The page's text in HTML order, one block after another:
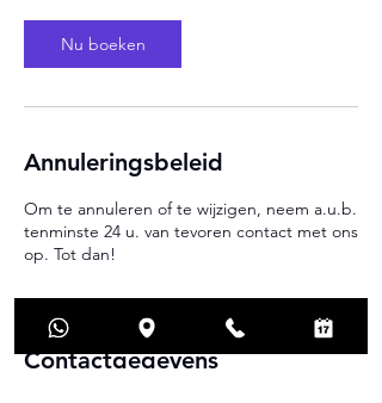
i
n
.
Nu boeken
Annuleringsbeleid
Om te annuleren of te wijzigen, neem a.u.b.
tenminste 24 u. van tevoren contact met ons
op. Tot dan!
Contactgegevens